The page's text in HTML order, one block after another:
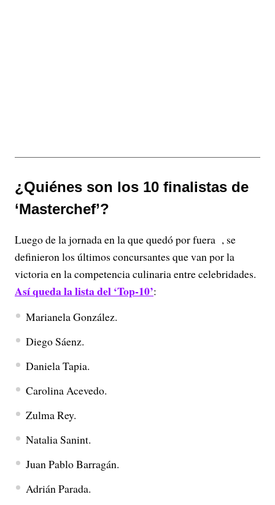
¿Quiénes son los 10 finalistas de
‘Masterchef’?
Luego de la jornada en la que quedó por fuera , se
definieron los últimos concursantes que van por la
victoria en la competencia culinaria entre celebridades.
Así queda la lista del ‘Top-10’:
Marianela González.
Diego Sáenz.
Daniela Tapia.
Carolina Acevedo.
Zulma Rey.
Natalia Sanint.
Juan Pablo Barragán.
Adrián Parada.